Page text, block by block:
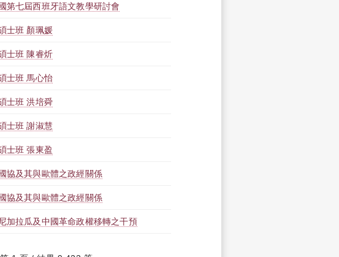
第七屆西班牙語文教學研討會
士班 顏珮媛
士班 陳睿炘
士班 馬心怡
士班 洪培舜
士班 謝淑慧
士班 張東盈
協及其與歐體之政經關係
協及其與歐體之政經關係
加拉瓜及中國革命政權移轉之干預